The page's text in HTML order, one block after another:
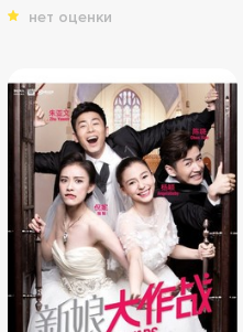
нет оценки